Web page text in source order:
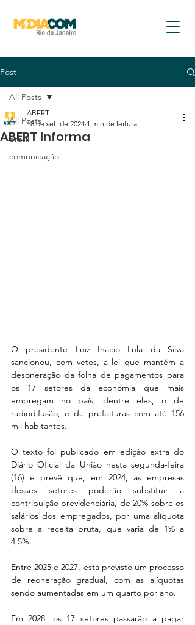
Post
All Posts
brasil
comunicação
All Posts
ABERT Informa
ABERT
18 de set. de 2024 1 min de leitura
O presidente Luiz Inácio Lula da Silva
sancionou, com vetos, a lei que mantém a
desoneração da folha de pagamentos para
os 17 setores da economia que mais
empregam no país, dentre eles, o de
radiodifusão, e de prefeituras com até 156
mil habitantes.
O texto foi publicado em edição extra do
Diário Oficial da União nesta segunda-feira
(16) e prevê que, em 2024, as empresas
desses setores poderão substituir a
contribuição previdenciária, de 20% sobre os
salários dos empregados, por uma alíquota
sobre a receita bruta, que varia de 1% a
4,5%.
Entre 2025 e 2027, está previsto um processo
de reoneração gradual, com as alíquotas
sendo aumentadas em um quarto por ano.
Em 2028, os 17 setores passarão a pagar